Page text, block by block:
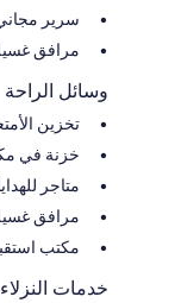
سرير
مرافق
وسائل الراحة
تخزين
خزنة في
متاجر
مرافق
مكتب استقبال
خدمات النزلاء